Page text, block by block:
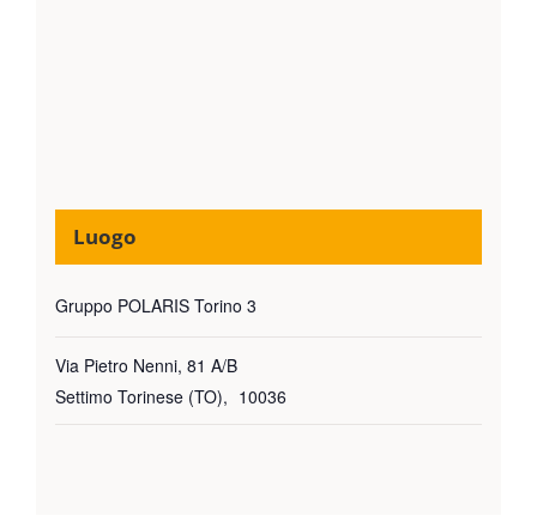
Luogo
Gruppo POLARIS Torino 3
Via Pietro Nenni, 81 A/B
Settimo Torinese (TO), 10036